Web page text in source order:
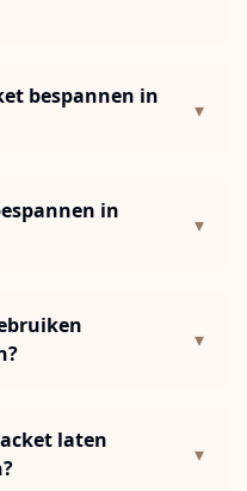
bespannen in
▾
in
▾
▾
laten
▾